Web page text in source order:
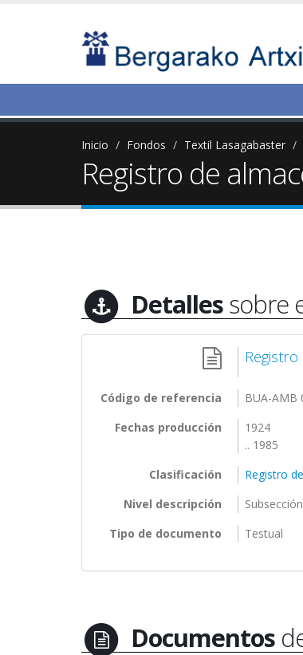
Inicio Fondos Textil Lasagabaster
Registro de
Detallessobre
Código de referencia
BUA-AMB
Fechas producción
1924
.. 1985
Clasificación
Registro
Nivel descripción
Subsección
Tipo de documento
Testual
Documentos